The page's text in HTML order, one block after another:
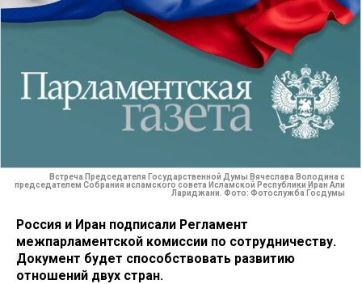
Встреча Председателя Государственной Думы Вячеслава Володина с
председателем Собрания исламского совета Исламской Республики Иран Али
Лариджани. Фото: Фотослужба Госдумы
Россия и Иран подписали Регламент
межпарламентской комиссии по сотрудничеству.
Документ будет способствовать развитию
отношений двух стран.